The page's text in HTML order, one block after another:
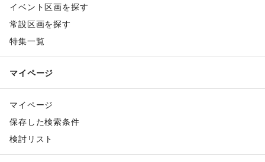
イベント区画を探す
常設区画を探す
特集一覧
マイページ
マイページ
保存した検索条件
検討リスト